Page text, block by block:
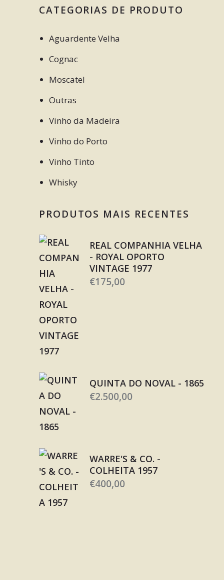
CATEGORIAS DE PRODUTO
Aguardente Velha
Cognac
Moscatel
Outras
Vinho da Madeira
Vinho do Porto
Vinho Tinto
Whisky
PRODUTOS MAIS RECENTES
REAL COMPANHIA VELHA
- ROYAL OPORTO
VINTAGE 1977
€175,00
QUINTA DO NOVAL - 1865
€2.500,00
WARRE'S & CO. -
COLHEITA 1957
€400,00